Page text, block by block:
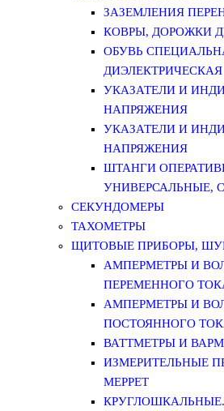
ЗАЗЕМЛЕНИЯ
КОВРЫ, ДОРОЖКИ
ОБУВЬ
ДИЭЛЕКТРИЧЕСКАЯ
УКАЗАТЕЛИ И
НАПРЯЖЕНИЯ
УКАЗАТЕЛИ И
НАПРЯЖЕНИЯ
ШТАНГИ
УНИВЕРСАЛЬНЫЕ,
СЕКУНДОМЕРЫ
ТАХОМЕТРЫ
ЩИТОВЫЕ ПРИБОРЫ,
АМПЕРМЕТРЫ И
ПЕРЕМЕННОГО
АМПЕРМЕТРЫ И
ПОСТОЯННОГО
ВАТТМЕТРЫ И
ИЗМЕРИТЕЛЬНЫЕ
МЕРРЕТ